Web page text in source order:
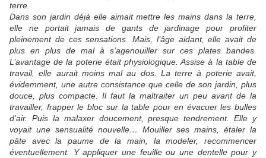
terre.
Dans son jardin déjà elle aimait mettre les mains dans la terre,
elle ne portait jamais de gants de jardinage pour profiter
pleinement de ces sensations. Mais, l’âge aidant, elle avait de
plus en plus de mal à s’agenouiller sur ces plates bandes.
L’avantage de la poterie était physiologique. Assise à la table de
travail, elle aurait moins mal au dos. La terre à poterie avait,
évidemment, une autre consistance que celle de son jardin, plus
douce, plus compacte. Il faut la maltraiter un peu avant de la
travailler, frapper le bloc sur la table pour en évacuer les bulles
d’air. Puis la malaxer doucement, presque tendrement. Elle y
voyait une sensualité nouvelle… Mouiller ses mains, étaler la
pâte avec la paume de la main, la modeler, recommencer
éventuellement. Y appliquer une feuille ou une dentelle pour y